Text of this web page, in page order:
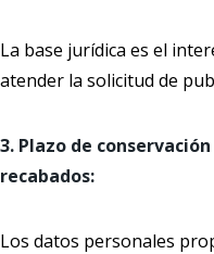
La base jurídica es el
atender la solicitud de
3. Plazo de
recabados:
Los datos personales